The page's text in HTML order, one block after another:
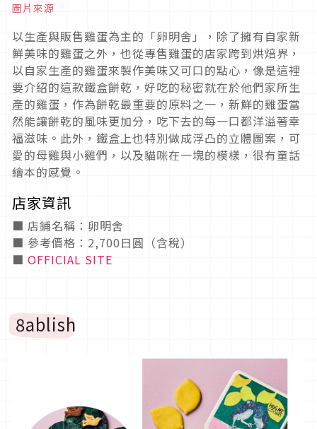
圖片來源
以生產與販售雞蛋為主的「卵明舍」，除了擁有自家新
鮮美味的雞蛋之外，也從專售雞蛋的店家跨到烘焙界，
以自家生產的雞蛋來製作美味又可口的點心，像是這裡
要介紹的這款鐵盒餅乾，好吃的秘密就在於他們家所生
產的雞蛋，作為餅乾最重要的原料之一，新鮮的雞蛋當
然能讓餅乾的風味更加分，吃下去的每一口都洋溢著幸
福滋味。此外，鐵盒上也特別做成浮凸的立體圖案，可
愛的母雞與小雞們，以及貓咪在一塊的模樣，很有童話
繪本的感覺。
店家資訊
■ 店鋪名稱：卵明舍
■ 參考價格：2,700日圓（含稅）
■ OFFICIAL SITE
8ablish